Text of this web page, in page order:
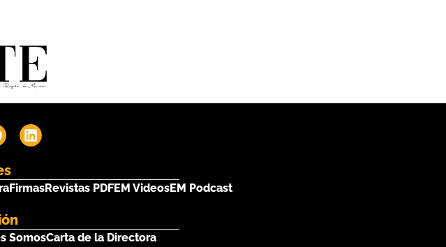
FirmasRevistas PDFEM VideosEM Podcast
SomosCarta de la Directora